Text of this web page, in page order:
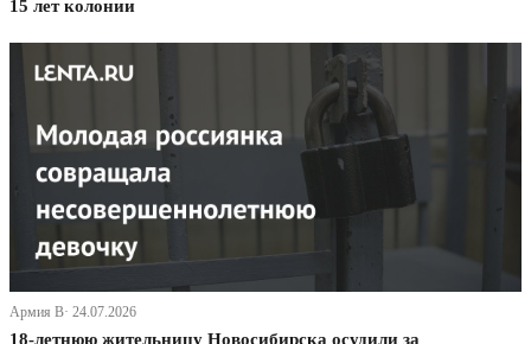
15 лет колонии
Армия В· 24.07.2026
18-летнюю жительницу Новосибирска осудили за